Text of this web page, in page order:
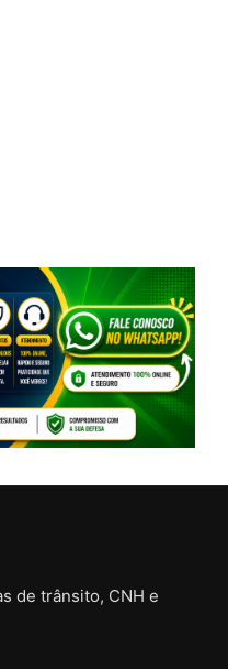
de trânsito, CNH e
O SOM